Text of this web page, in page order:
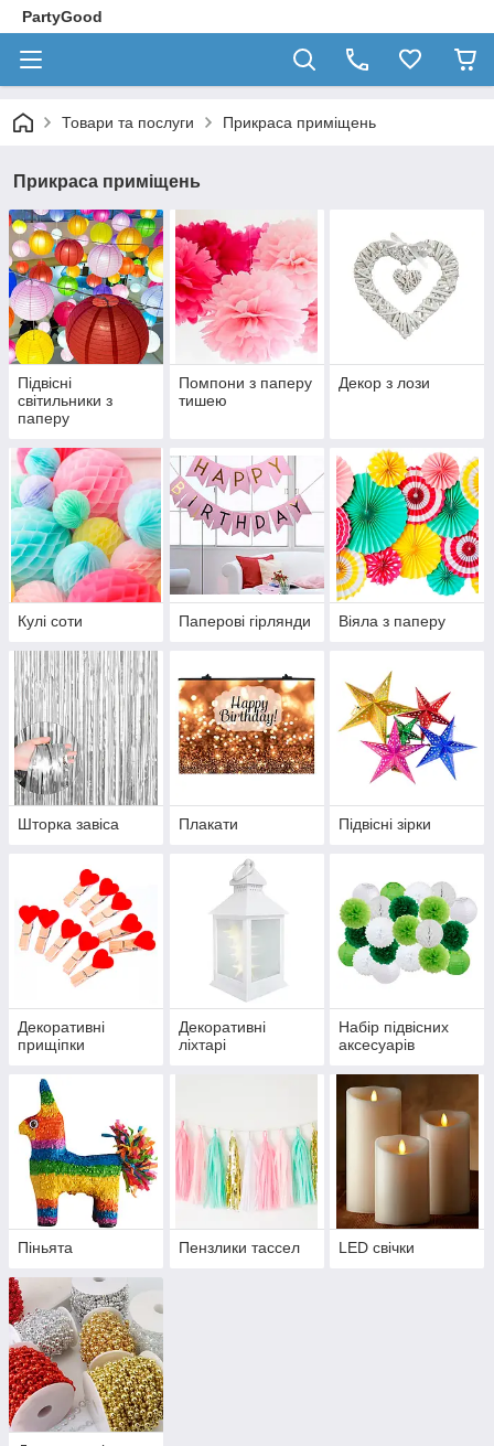
PartyGood
Товари та послуги Прикраса приміщень
Прикраса приміщень
Підвісні
світильники з
паперу
Помпони з паперу
тишею
Декор з лози
Кулі соти Паперові гірлянди Віяла з паперу
Шторка завіса Плакати Підвісні зірки
Декоративні
прищіпки
Декоративні
ліхтарі
Набір підвісних
аксесуарів
Піньята Пензлики тассел LED свічки